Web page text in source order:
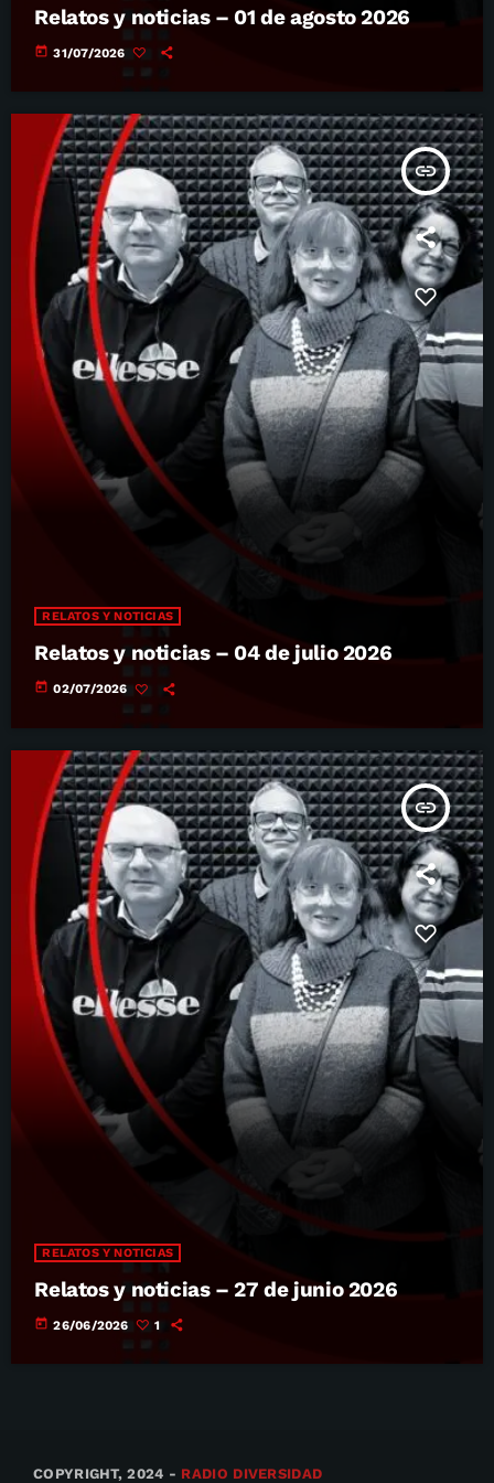
Relatos y noticias – 01 de agosto 2026
today 31/07/2026
insert_link
RELATOS Y NOTICIAS
Relatos y noticias – 04 de julio 2026
today 02/07/2026
insert_link
RELATOS Y NOTICIAS
Relatos y noticias – 27 de junio 2026
today 26/06/2026 1
COPYRIGHT, 2024 - RADIO DIVERSIDAD